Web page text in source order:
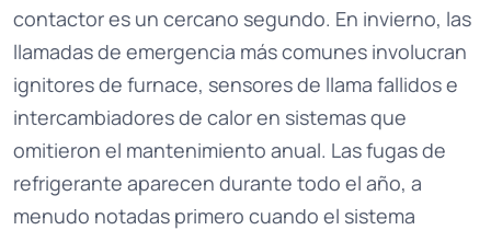
contactor es un cercano segundo. En invierno, las
llamadas de emergencia más comunes involucran
ignitores de furnace, sensores de llama fallidos e
intercambiadores de calor en sistemas que
omitieron el mantenimiento anual. Las fugas de
refrigerante aparecen durante todo el año, a
menudo notadas primero cuando el sistema